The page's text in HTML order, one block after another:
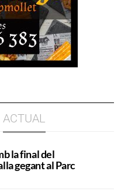
ACTUAL
la final del
gegant al Parc